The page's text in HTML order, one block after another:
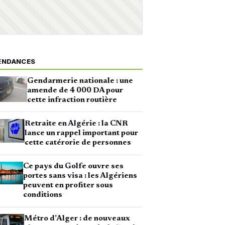
Gendarmerie nationale : une
amende de 4 000 DA pour
cette infraction routière
Retraite en Algérie : la CNR
lance un rappel important pour
cette catérorie de personnes
Ce pays du Golfe ouvre ses
portes sans visa : les Algériens
peuvent en profiter sous
conditions
Métro d’Alger : de nouveaux